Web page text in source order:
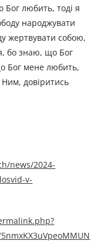
любить, тоді я
народжувати
жертвувати собою,
бо знаю, що Бог
Бог мене любить,
довіритись
news/2024-
v-